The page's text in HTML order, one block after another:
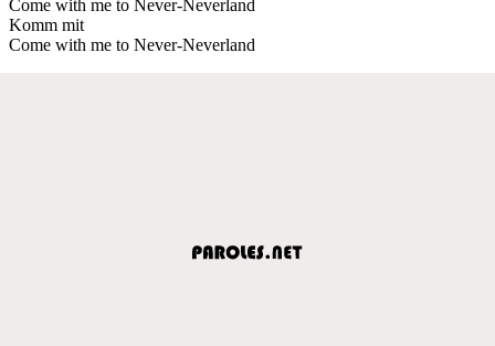
Come with me to Never-Neverland
Komm mit
Come with me to Never-Neverland